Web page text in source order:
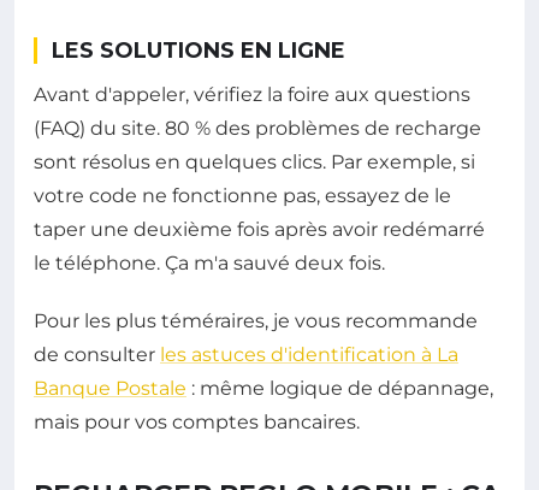
LES SOLUTIONS EN LIGNE
Avant d'appeler, vérifiez la foire aux questions
(FAQ) du site. 80 % des problèmes de recharge
sont résolus en quelques clics. Par exemple, si
votre code ne fonctionne pas, essayez de le
taper une deuxième fois après avoir redémarré
le téléphone. Ça m'a sauvé deux fois.
Pour les plus téméraires, je vous recommande
de consulter les astuces d'identification à La
Banque Postale : même logique de dépannage,
mais pour vos comptes bancaires.